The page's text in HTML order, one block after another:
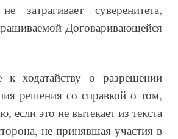
суверенитета,
Договаривающейся
ходатайству о разрешении
решения со справкой о том,
это не вытекает из текста
не принявшая участия в